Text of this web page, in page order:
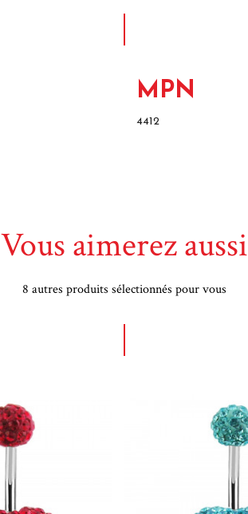
MPN
4412
Vous aimerez aussi
8 autres produits sélectionnés pour vous